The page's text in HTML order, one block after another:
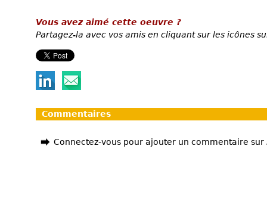
Vous avez aimé cette oeuvre ?
Partagez-la avec vos amis en cliquant sur les icônes
Commentaires
Connectez-vous pour ajouter un commentaire sur